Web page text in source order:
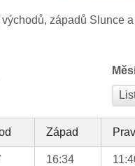
západů Slunce
Západ
16:34